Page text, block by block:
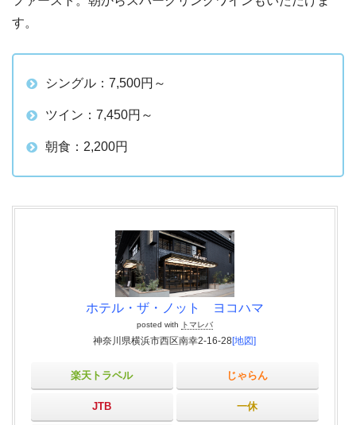
す。
シングル：7,500円～
ツイン：7,450円～
朝食：2,200円
ホテル・ザ・ノット ヨコハマ
posted with トマレバ
神奈川県横浜市西区南幸2-16-28[地図]
楽天トラベル じゃらん
JTB 一休